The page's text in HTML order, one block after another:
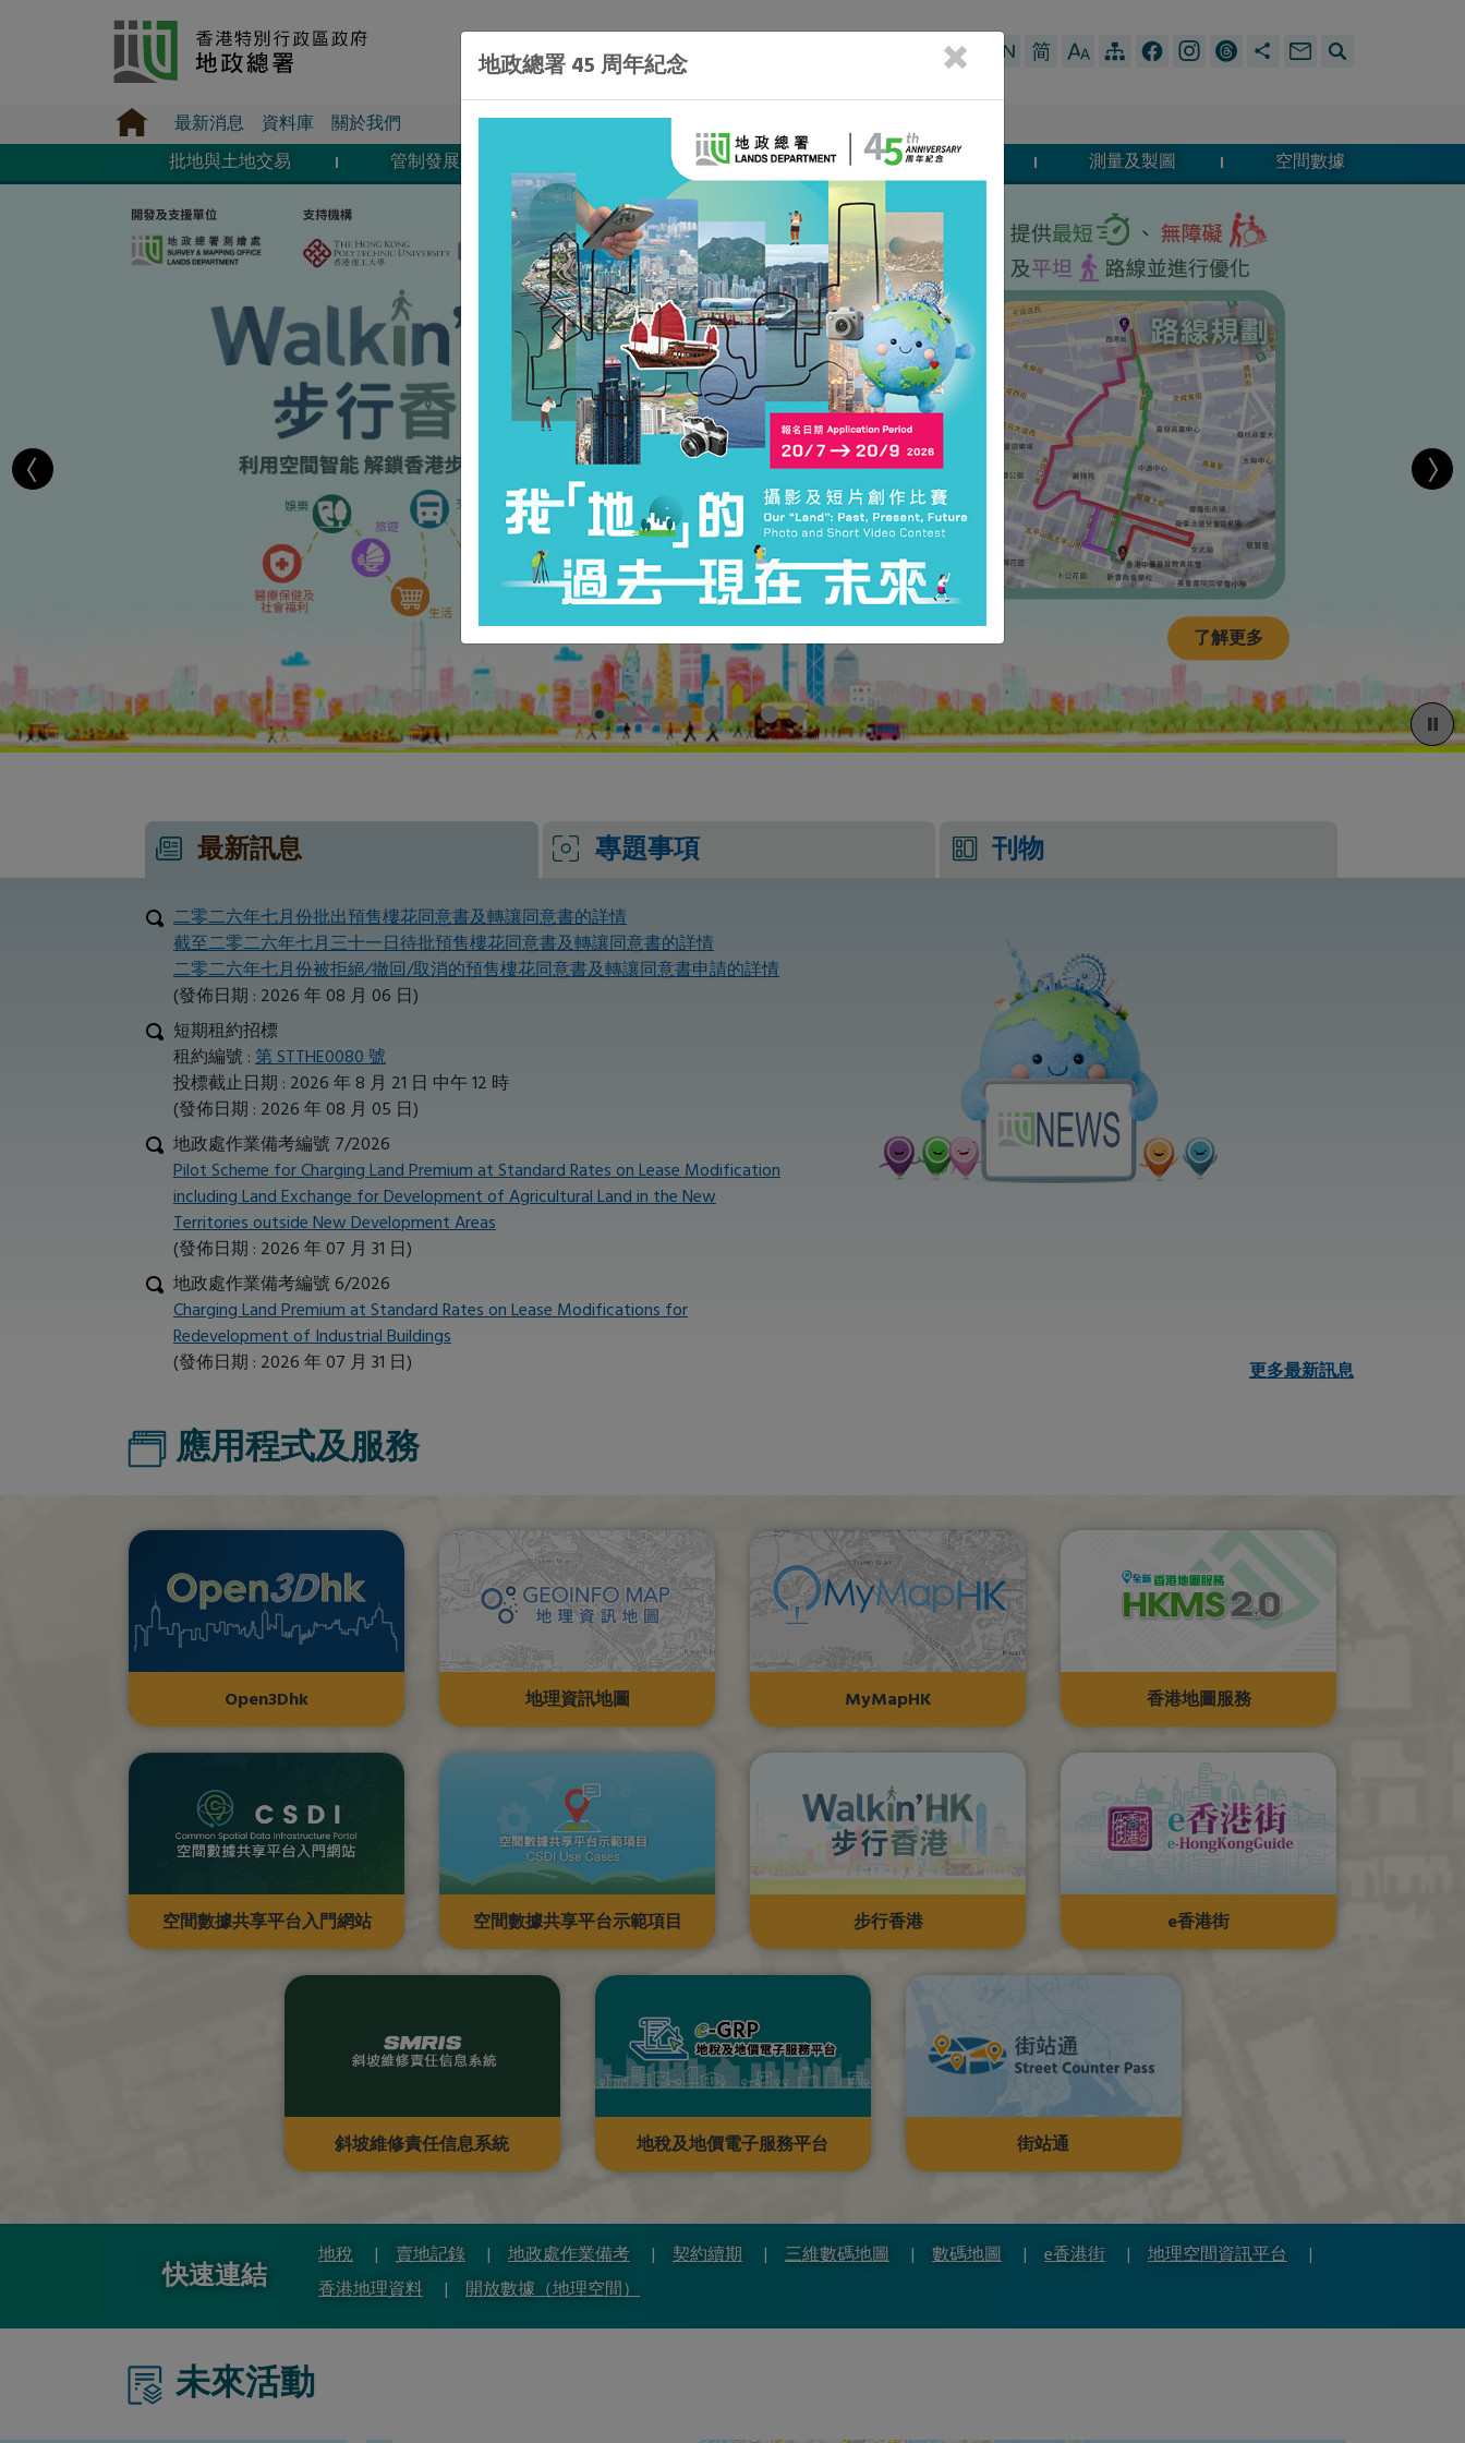
最新消息 資料庫
關於我們
批地與土地交易
管制發展與合規 徵用土地及清拆安排 管理土地與執法 測量及製圖 空間數據
了解更多
最新訊息 專題事項 刊物
二零二六年七月份批出預售樓花同意書及轉讓同意書的詳情
截至二零二六年七月三十一日待批預售樓花同意書及轉讓同意書的詳情
二零二六年七月份被拒絕∕撤回/取消的預售樓花同意書及轉讓同意書申請的詳情
(發佈日期 : 2026 年 08 月 06 日)
短期租約招標
租約編號 : 第 STTHE0080 號
投標截止日期 : 2026 年 8 月 21 日 中午 12 時
(發佈日期 : 2026 年 08 月 05 日)
地政處作業備考編號 7/2026
Pilot Scheme for Charging Land Premium at Standard Rates on Lease Modification
including Land Exchange for Development of Agricultural Land in the New
Territories outside New Development Areas
(發佈日期 : 2026 年 07 月 31 日)
地政處作業備考編號 6/2026
Charging Land Premium at Standard Rates on Lease Modifications for
Redevelopment of Industrial Buildings
(發佈日期 : 2026 年 07 月 31 日)
更多最新訊息
應用程式及服務
Open3Dhk 地理資訊地圖 MyMapHK 香港地圖服務
空間數據共享平台入門網站 空間數據共享平台示範項目 步行香港 e香港街
斜坡維修責任信息系統 地稅及地價電子服務平台 街站通
快速連結
地稅 賣地記錄 地政處作業備考 契約續期 三維數碼地圖 數碼地圖 e香港街
地理空間資訊平台
香港地理資料
開放數據（地理空間）
未來活動
地政總署 45 周年紀念 ×